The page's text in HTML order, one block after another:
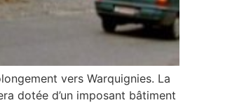
vers Warquignies. La
dotée d’un imposant bâtiment